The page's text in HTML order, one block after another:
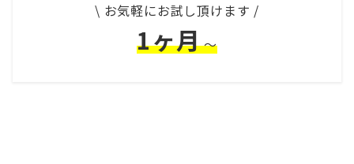
\ お気軽にお試し頂けます /
1ヶ月 〜